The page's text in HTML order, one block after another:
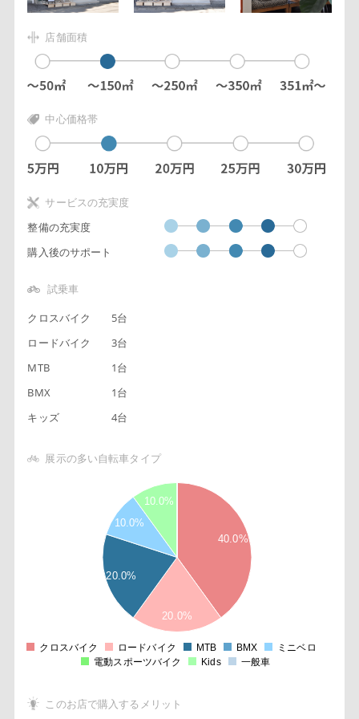
店舗面積
中心価格帯
サービスの充実度
整備の充実度
購入後のサポート
試乗車
クロスバイク
5台
ロードバイク
3台
MTB
1台
BMX
1台
キッズ
4台
展示の多い自転車タイプ
40.0%
20.0%
20.0%
10.0%
10.0%
クロスバイク ロードバイク MTB BMX
ミニベロ
電動スポーツバイク
Kids 一般車
このお店で購入するメリット